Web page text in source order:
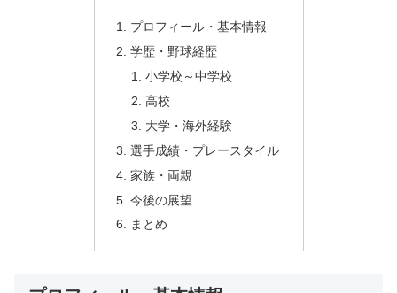
プロフィール・基本情報
学歴・野球経歴
小学校～中学校
高校
大学・海外経験
選手成績・プレースタイル
家族・両親
今後の展望
まとめ